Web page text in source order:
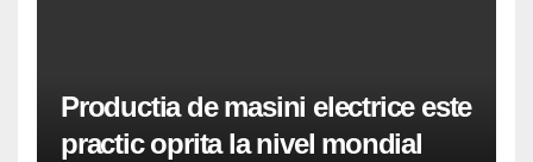
Productia de masini electrice este
practic oprita la nivel mondial